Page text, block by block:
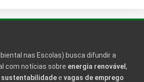
nas Escolas) busca difundir a
com notícias sobre energia renovável ,
sustentabilidadee vagas de emprego